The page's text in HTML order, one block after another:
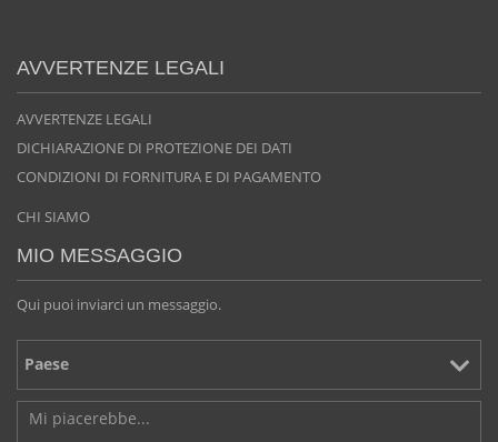
AVVERTENZE LEGALI
AVVERTENZE LEGALI
DICHIARAZIONE DI PROTEZIONE DEI DATI
CONDIZIONI DI FORNITURA E DI PAGAMENTO
CHI SIAMO
MIO MESSAGGIO
Qui puoi inviarci un messaggio.